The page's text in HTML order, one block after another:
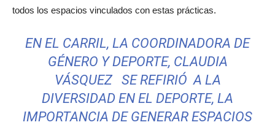
todos los espacios vinculados con estas prácticas.
EN EL CARRIL, LA COORDINADORA DE
GÉNERO Y DEPORTE, CLAUDIA
VÁSQUEZ SE REFIRIÓ A LA
DIVERSIDAD EN EL DEPORTE, LA
IMPORTANCIA DE GENERAR ESPACIOS